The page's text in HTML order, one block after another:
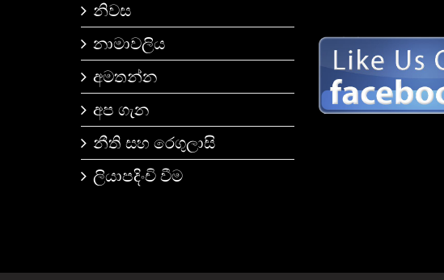
නිවස
නාමාවලිය
අමතන්න
අප ගැන
නීති සහ රෙගුලාසි
ලියාපදිංචි වීම